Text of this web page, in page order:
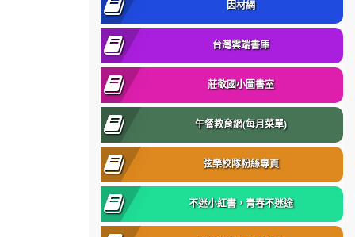
因材網
台灣雲端書庫
莊敬國小圖書室
午餐教育網(每月菜單)
弦樂校隊粉絲專頁
不迷小紅書，青春不迷途